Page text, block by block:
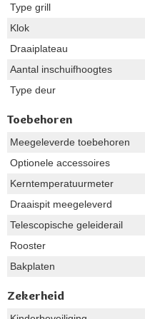
Type grill
Klok
Draaiplateau
Aantal inschuifhoogtes
Type deur
Toebehoren
Meegeleverde toebehoren
Optionele accessoires
Kerntemperatuurmeter
Draaispit meegeleverd
Telescopische geleiderail
Rooster
Bakplaten
Zekerheid